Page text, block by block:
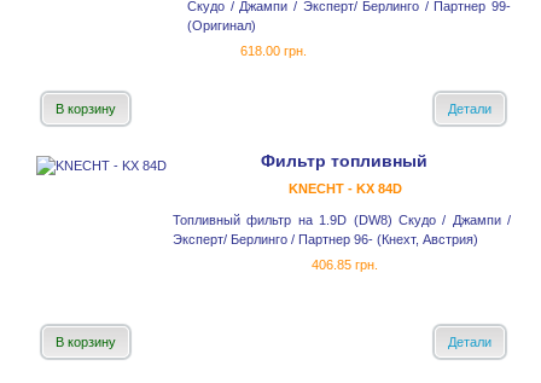
Скудо / Джампи / Эксперт/ Берлинго / Партнер 99-
(Оригинал)
618.00 грн.
В корзину Детали
Фильтр топливный
KNECHT - KX 84D
Топливный фильтр на 1.9D (DW8) Скудо / Джампи /
Эксперт/ Берлинго / Партнер 96- (Кнехт, Австрия)
406.85 грн.
В корзину Детали